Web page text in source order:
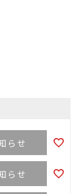
らせ
らせ